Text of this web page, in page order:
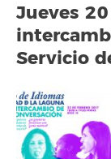
Jueves
Servicio